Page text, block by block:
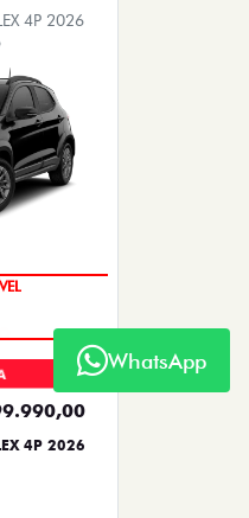
4P 2026
4P 2026
WhatsApp